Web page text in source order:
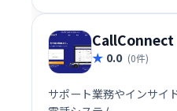
CallConnect
0.0 (0件)
サポート業務やインサイ